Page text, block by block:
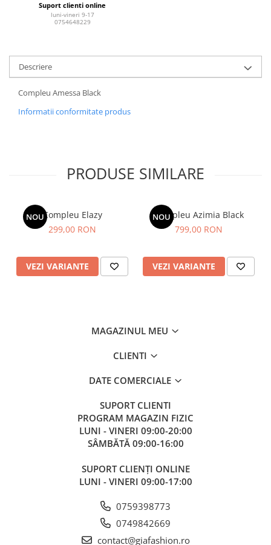
Suport clienti online
luni-vineri 9-17
0754648229
Descriere
Compleu Amessa Black
Informatii conformitate produs
PRODUSE SIMILARE
NOUCompleu Elazy
299,00 RON
VEZI VARIANTE
NOU
Compleu Azimia Black
799,00 RON
VEZI VARIANTE
MAGAZINUL MEU
CLIENTI
DATE COMERCIALE
SUPORT CLIENTI
PROGRAM MAGAZIN FIZIC
LUNI - VINERI 09:00-20:00
SÂMBĂTĂ 09:00-16:00
SUPORT CLIENȚI ONLINE
LUNI - VINERI 09:00-17:00
0759398773
0749842669
contact@giafashion.ro